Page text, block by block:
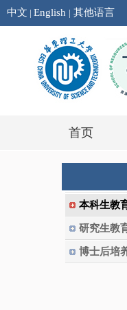
中文 | English | 其他语言
首页
本科生教
研究生教
博士后培